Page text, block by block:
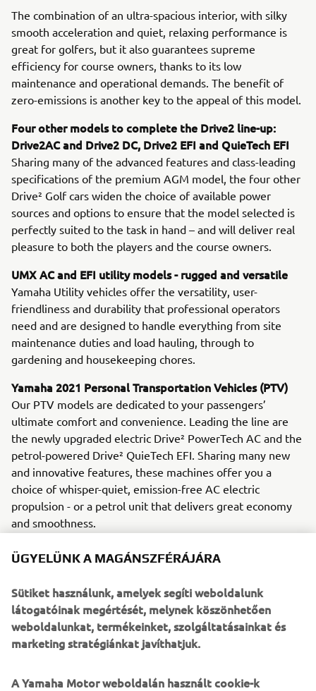
The combination of an ultra-spacious interior, with silky
smooth acceleration and quiet, relaxing performance is
great for golfers, but it also guarantees supreme
efficiency for course owners, thanks to its low
maintenance and operational demands. The benefit of
zero-emissions is another key to the appeal of this model.
Four other models to complete the Drive2 line-up:
Drive2AC and Drive2 DC, Drive2 EFI and QuieTech EFI
Sharing many of the advanced features and class-leading
specifications of the premium AGM model, the four other
Drive² Golf cars widen the choice of available power
sources and options to ensure that the model selected is
perfectly suited to the task in hand – and will deliver real
pleasure to both the players and the course owners.
UMX AC and EFI utility models - rugged and versatile
Yamaha Utility vehicles offer the versatility, user-
friendliness and durability that professional operators
need and are designed to handle everything from site
maintenance duties and load hauling, through to
gardening and housekeeping chores.
Yamaha 2021 Personal Transportation Vehicles (PTV)
Our PTV models are dedicated to your passengers’
ultimate comfort and convenience. Leading the line are
the newly upgraded electric Drive² PowerTech AC and the
petrol-powered Drive² QuieTech EFI. Sharing many new
and innovative features, these machines offer you a
choice of whisper-quiet, emission-free AC electric
propulsion - or a petrol unit that delivers great economy
and smoothness.
YamaTrack® - Available on all Drive2 AC models from
February 2021
Designed not only to introduce new levels of efficiency to
golf course control and management, but also to offer
players a serious enjoyment upgrade, the exclusive new
GPS-based YamaTrack® system brings sophisticated
geofencing software on board the golf car, with a multi-
ÜGYELÜNK A MAGÁNSZFÉRÁJÁRA
Sütiket használunk, amelyek segíti weboldalunk
látogatóinak megértését, melynek köszönhetően
weboldalunkat, termékeinket, szolgáltatásainkat és
marketing stratégiánkat javíthatjuk.
A Yamaha Motor weboldalán használt cookie-k